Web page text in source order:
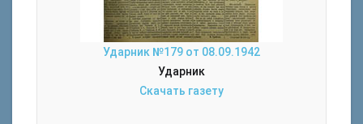
Ударник №179 от 08.09.1942
Ударник
Скачать газету